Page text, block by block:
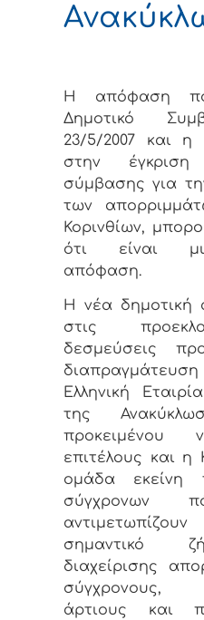
Η απόφαση
Δημοτικό
23/5/2007 και
στην
σύμβασης για
των
Κορινθίων,
ότι είναι
απόφαση.
Η νέα δημοτική
στις
δεσμεύσεις
Ελληνική
της
προκειμένου
επιτέλους και η
ομάδα εκείνη
σύγχρονων
σημαντικό
διαχείρισης
σύγχρονους,
άρτιους και